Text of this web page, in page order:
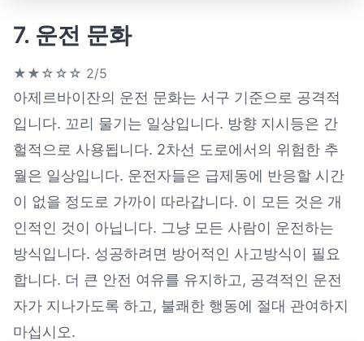
7. 운전 문화
★★☆☆☆ 2/5
아제르바이잔의 운전 문화는 서구 기준으로 공격적
입니다. 꼬리 물기는 일상입니다. 방향 지시등은 간
헐적으로 사용됩니다. 2차선 도로에서의 위험한 추
월은 일상입니다. 운전자들은 급제동에 반응할 시간
이 없을 정도로 가까이 따라갑니다. 이 모든 것은 개
인적인 것이 아닙니다. 그냥 모든 사람이 운전하는
방식입니다. 성공하려면 방어적인 사고방식이 필요
합니다. 더 큰 안전 여유를 유지하고, 공격적인 운전
자가 지나가도록 하고, 불쾌한 행동에 절대 관여하지
마십시오.